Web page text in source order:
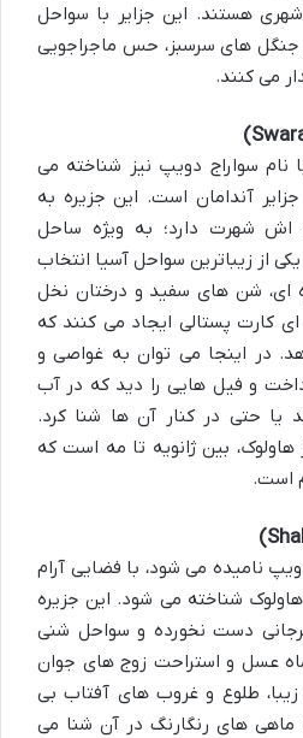
هستند. این جزایر با سواحل
جنگل های سرسبز، حس ماجراجویی
می کنند.
نام سواراج دویپ نیز شناخته می
جزایر آندامان است. این جزیره به
اش شهرت دارد؛ به ویژه ساحل
یکی از زیباترین سواحل آسیا انتخاب
شن های سفید و درختان نخل
کارت پستالی ایجاد می کنند که
در اینجا می توان به غواصی و
و فیل هایی را دید که در آب
حتی در کنار آن ها شنا کرد.
هاولوک، بین ژانویه تا مه است که
است.
نامیده می شود، با فضایی آرام
شناخته می شود. این جزیره
دست نخورده و سواحل شنی
عسل و استراحت زوج های جوان
طلوع و غروب های آفتاب بی
های رنگارنگ در آن شنا می